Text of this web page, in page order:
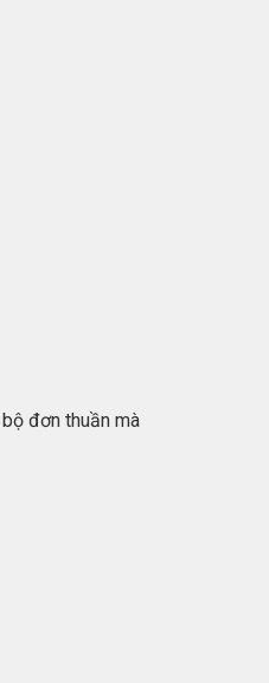
đơn thuần mà